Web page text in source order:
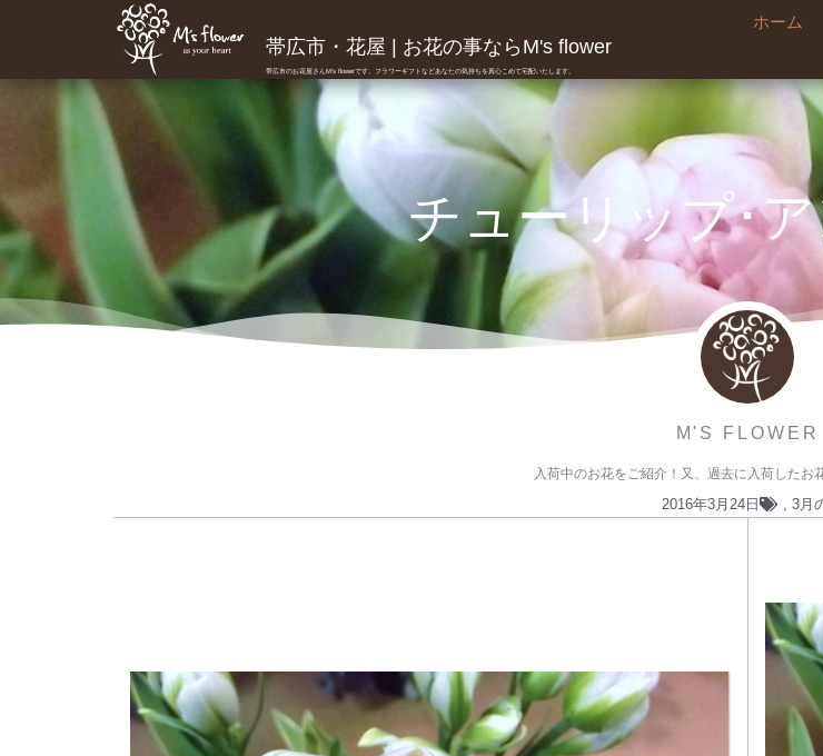
帯広市・花屋 | お花の事ならM's flower
帯広市のお花屋さんM's flowerです。フラワーギフトなどあなたの気持ちを真心こめて宅配いたします。
ホーム
チューリップ･
M'S FLOWER
入荷中のお花をご紹介！又、過去に入荷したお
2016年3月24日 3月